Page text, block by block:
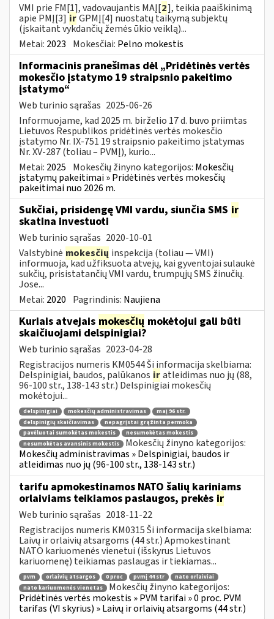
VMI prie FM[1], vadovaujantis MAĮ[2], teikia paaiškinimą
apie PMĮ[3]irGPMĮ[4] nuostatų taikymą subjektų
(įskaitant vykdančių žemės ūkio veiklą)...
Metai: 2023 Mokesčiai: Pelno mokestis
Informacinis pranešimas dėl „Pridėtinės vertės
mokesčio įstatymo 19 straipsnio pakeitimo
įstatymo“
Web turinio sąrašas 2025-06-26
Informuojame, kad 2025 m. birželio 17 d. buvo priimtas
Lietuvos Respublikos pridėtinės vertės mokesčio
įstatymo Nr. IX-751 19 straipsnio pakeitimo įstatymas
Nr. XV-287 (toliau – PVMĮ), kurio...
Metai: 2025 Mokesčių žinyno kategorijos: Mokesčių
įstatymų pakeitimai » Pridėtinės vertės mokesčių
pakeitimai nuo 2026 m.
Sukčiai, prisidengę VMI vardu, siunčia SMS ir
skatina investuoti
Web turinio sąrašas 2020-10-01
Valstybinė mokesčių inspekcija (toliau — VMI)
informuoja, kad užfiksuota atvejų, kai gyventojai sulaukė
sukčių, prisistatančių VMI vardu, trumpųjų SMS žinučių.
Jose...
Metai: 2020 Pagrindinis: Naujiena
Kuriais atvejais mokesčių mokėtojui gali būti
skaičiuojami delspinigiai?
Web turinio sąrašas 2023-04-28
Registracijos numeris KM0544 Ši informacija skelbiama:
Delspinigiai, baudos, palūkanos iratleidimas nuo jų (88,
96-100 str., 138-143 str.) Delspinigiai mokesčių
mokėtojui...
delspinigiai mokesčių administravimas
maį 96 str.
delspinigių skaičiavimas
nepagrįstai grąžinta permoka
pavėluotai sumokėtas mokestis
nesumokėtas mokestis
nesumokėtas avansinis mokestis
Mokesčių žinyno kategorijos:
Mokesčių administravimas » Delspinigiai, baudos ir
atleidimas nuo jų (96-100 str., 138-143 str.)
tarifu apmokestinamos NATO šalių kariniams
orlaiviams teikiamos paslaugos, prekės ir
Web turinio sąrašas 2018-11-22
Registracijos numeris KM0315 Ši informacija skelbiama:
Laivų ir orlaivių atsargoms (44 str.) Apmokestinant
NATO kariuomenės vienetui (išskyrus Lietuvos
kariuomenę) teikiamas paslaugas ir tiekiamas...
pvm orlaivių atsargos 0 proc pvmį 44 str
nato orlaiviai
nato kariuomenės vienetas
Mokesčių žinyno kategorijos:
Pridėtinės vertės mokestis » PVM tarifai » 0 proc. PVM
tarifas (VI skyrius) » Laivų ir orlaivių atsargoms (44 str.)